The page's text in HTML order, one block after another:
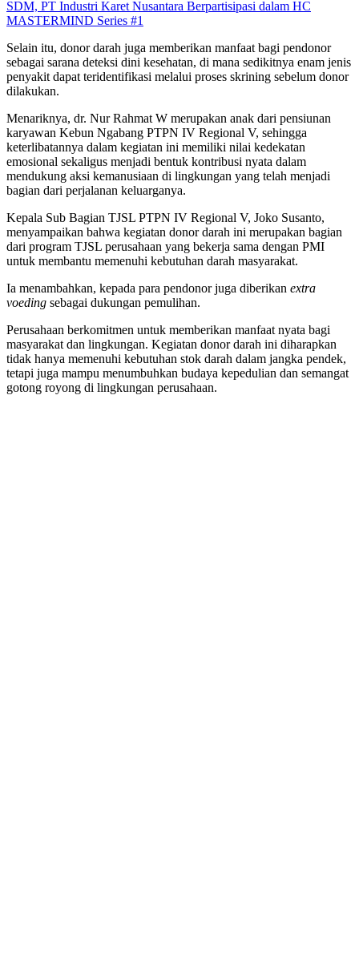
SDM, PT Industri Karet Nusantara Berpartisipasi dalam HC
MASTERMIND Series #1
Selain itu, donor darah juga memberikan manfaat bagi pendonor
sebagai sarana deteksi dini kesehatan, di mana sedikitnya enam jenis
penyakit dapat teridentifikasi melalui proses skrining sebelum donor
dilakukan.
Menariknya, dr. Nur Rahmat W merupakan anak dari pensiunan
karyawan Kebun Ngabang PTPN IV Regional V, sehingga
keterlibatannya dalam kegiatan ini memiliki nilai kedekatan
emosional sekaligus menjadi bentuk kontribusi nyata dalam
mendukung aksi kemanusiaan di lingkungan yang telah menjadi
bagian dari perjalanan keluarganya.
Kepala Sub Bagian TJSL PTPN IV Regional V, Joko Susanto,
menyampaikan bahwa kegiatan donor darah ini merupakan bagian
dari program TJSL perusahaan yang bekerja sama dengan PMI
untuk membantu memenuhi kebutuhan darah masyarakat.
Ia menambahkan, kepada para pendonor juga diberikan extra
voeding sebagai dukungan pemulihan.
Perusahaan berkomitmen untuk memberikan manfaat nyata bagi
masyarakat dan lingkungan. Kegiatan donor darah ini diharapkan
tidak hanya memenuhi kebutuhan stok darah dalam jangka pendek,
tetapi juga mampu menumbuhkan budaya kepedulian dan semangat
gotong royong di lingkungan perusahaan.